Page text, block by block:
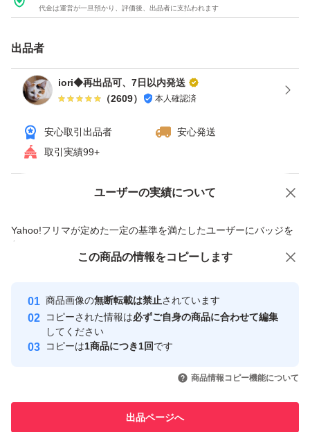
代金は運営が一旦預かり、評価後、出品者に支払われます
出品者
iori◆再出品可、7日以内発送
（2609） 本人確認済
安心取引出品者
安心発送
取引実績99+
ユーザーの実績について
Yahoo!フリマが定めた一定の基準を満たしたユーザーにバッジを
付与しています
安心取引出品者
心・安全なユーザーです
取引実績
引を完了させた実績があります
での取引実績があります
価格の相談 商品への質問
この商品の情報をコピーします
商品画像の無断転載は禁止されています
コピーされた情報は必ずご自身の商品に合わせて編集
してください
コピーは1商品につき1回です
商品情報コピー機能について
出品ページへ
この商品をみている人にオススメ